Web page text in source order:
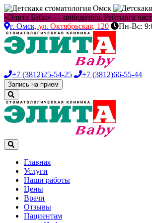
«Элита Бэби» — победитель Рейтинга
г. Омск, ул. Октябрьская, 120 Пн-Вс:
+7 (3812)25-54-25 +7 (3812)66-55-44
Запись на прием
Главная
Услуги
Наши работы
Цены
Врачи
Отзывы
Пациентам